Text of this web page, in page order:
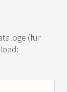
(für